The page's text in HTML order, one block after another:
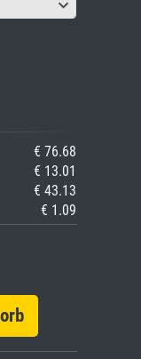
€ 76.68
€ 13.01
€ 43.13
€ 1.09